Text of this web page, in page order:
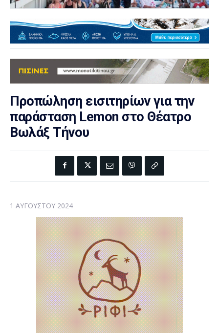
Προπώληση εισιτηρίων για την
παράσταση Lemon στο Θέατρο
Βωλάξ Τήνου
1 ΑΥΓΟΎΣΤΟΥ 2024